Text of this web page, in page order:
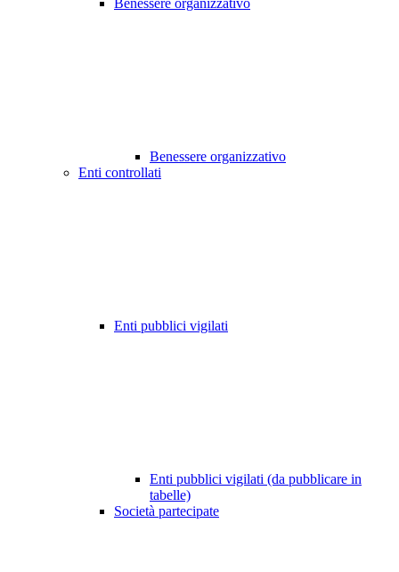
Benessere organizzativo
Benessere organizzativo
Enti controllati
Enti pubblici vigilati
Enti pubblici vigilati (da pubblicare in
tabelle)
Società partecipate